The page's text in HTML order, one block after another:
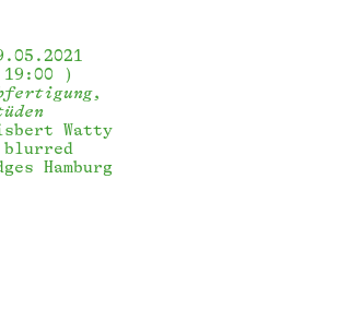
19:00
Watty
blurred
Hamburg